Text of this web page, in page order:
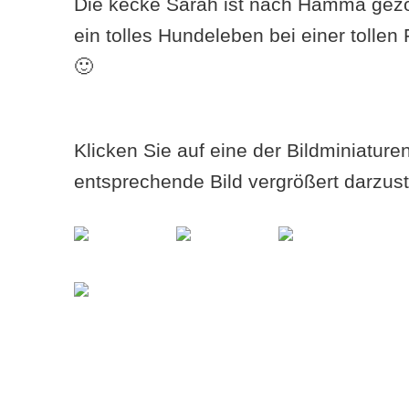
ein tolles Hundeleben bei einer tollen
🙂
Klicken Sie auf eine der
entsprechende Bild vergrößert